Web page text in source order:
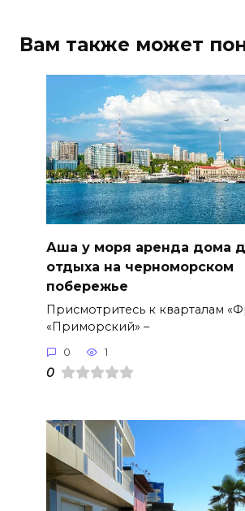
Вам также может
Аша у моря аренда дома
отдыха на черноморском
побережье
Присмотритесь к кварталам
«Приморский» –
0 1
0